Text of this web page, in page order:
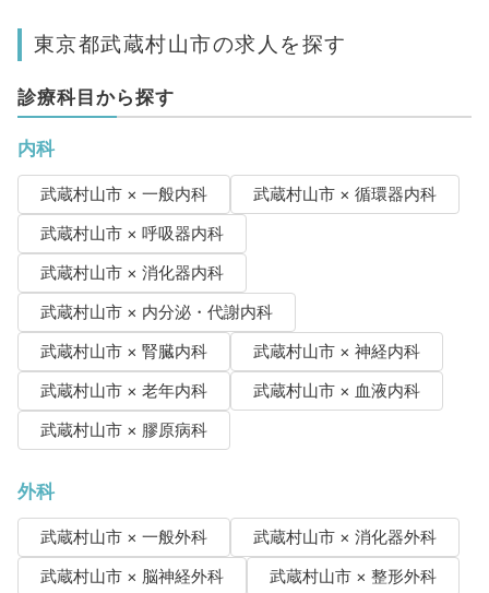
東京都武蔵村山市の求人を探す
診療科目から探す
内科
武蔵村山市 × 一般内科
武蔵村山市 × 循環器内科
武蔵村山市 × 呼吸器内科
武蔵村山市 × 消化器内科
武蔵村山市 × 内分泌・代謝内科
武蔵村山市 × 腎臓内科
武蔵村山市 × 神経内科
武蔵村山市 × 老年内科
武蔵村山市 × 血液内科
武蔵村山市 × 膠原病科
外科
武蔵村山市 × 一般外科
武蔵村山市 × 消化器外科
武蔵村山市 × 脳神経外科
武蔵村山市 × 整形外科